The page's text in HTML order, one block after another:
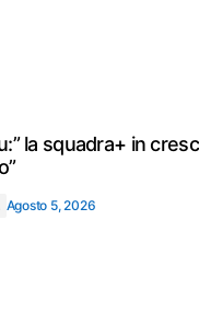
la squadra+ in
Agosto 5, 2026